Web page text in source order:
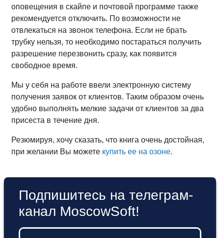
оповещения в скайпе и почтовой программе также
рекомендуется отключить. По возможности не
отвлекаться на звонок телефона. Если не брать
трубку нельзя, то необходимо постараться получить
разрешение перезвонить сразу, как появится
свободное время.
Мы у себя на работе ввели электронную систему
получения заявок от клиентов. Таким образом очень
удобно выполнять мелкие задачи от клиентов за два
присеста в течение дня.
Резюмируя, хочу сказать, что книга очень достойная,
при желании Вы можете купить ее на озоне.
Подпишитесь на телеграм-
канал MoscowSoft!